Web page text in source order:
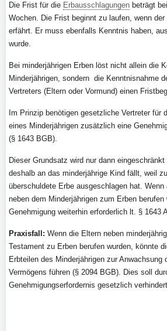
Die Frist für die Erbausschlagungen beträgt
Wochen. Die Frist beginnt zu laufen, wenn
erfährt. Er muss ebenfalls Kenntnis haben,
wurde.
Bei minderjährigen Erben löst nicht allein die
Minderjährigen, sondern die Kenntnisnahme
Vertreters (Eltern oder Vormund) einen
Im Prinzip benötigen gesetzliche Vertreter für
eines Minderjährigen zusätzlich eine
(§ 1643 BGB).
Dieser Grundsatz wird nur dann
deshalb an das minderjährige Kind fällt, weil
überschuldete Erbe ausgeschlagen hat.
neben dem Minderjährigen zum Erben berufen
Genehmigung weiterhin erforderlich lt. § 1643
Praxisfall: Wenn die Eltern neben
Testament zu Erben berufen wurden, könnte
Erbteilen des Minderjährigen zur Anwachsung
Vermögens führen (§ 2094 BGB). Dies soll
Genehmigungserfordernis gesetzlich